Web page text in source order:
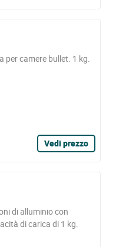
per camere bullet. 1 kg.
Vedi prezzo
di alluminio con
di carica di 1 kg.